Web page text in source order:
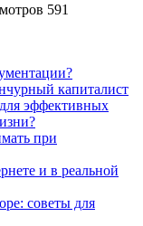
591
капиталист
эффективных
при
и в реальной
советы для